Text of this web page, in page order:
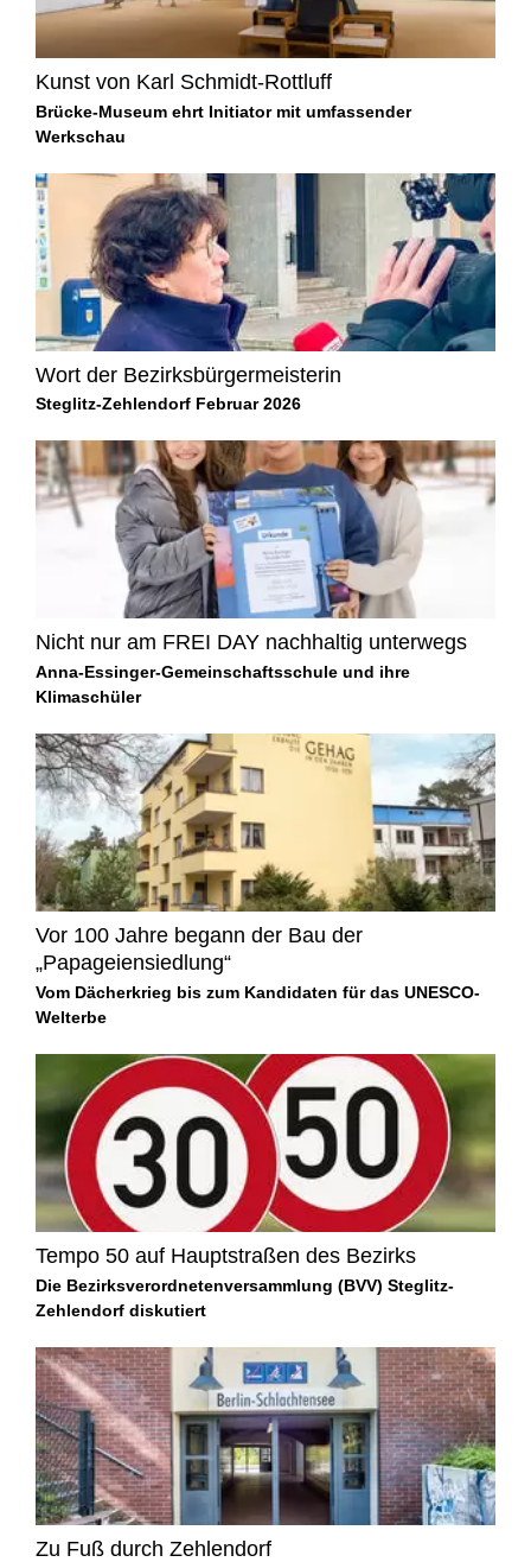
Kunst von Karl Schmidt-Rottluff
Brücke-Museum ehrt Initiator mit umfassender
Werkschau
Wort der Bezirksbürgermeisterin
Steglitz-Zehlendorf Februar 2026
Nicht nur am FREI DAY nachhaltig unterwegs
Anna-Essinger-Gemeinschaftsschule und ihre
Klimaschüler
Vor 100 Jahre begann der Bau der
„Papageiensiedlung“
Vom Dächerkrieg bis zum Kandidaten für das UNESCO-
Welterbe
Tempo 50 auf Hauptstraßen des Bezirks
Die Bezirksverordnetenversammlung (BVV) Steglitz-
Zehlendorf diskutiert
Zu Fuß durch Zehlendorf